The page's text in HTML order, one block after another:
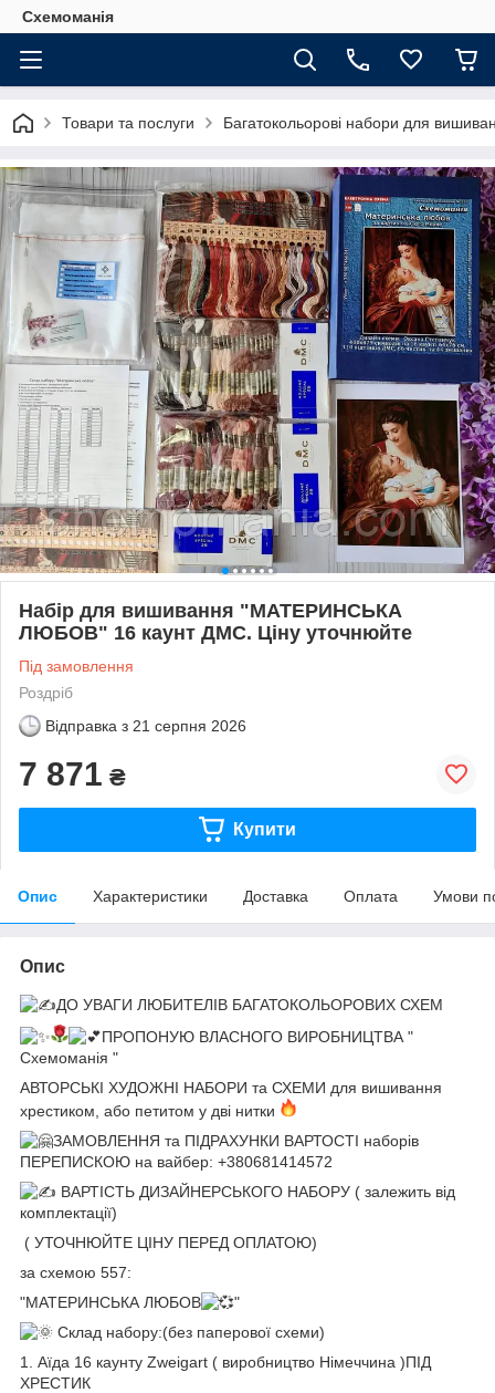
Схемоманія
Товари та послуги Багатокольорові набори для
Набір для вишивання "МАТЕРИНСЬКА
ЛЮБОВ" 16 каунт ДМС. Ціну уточнюйте
Під замовлення
Роздріб
Відправка з 21 серпня 2026
7 871 ₴
Купити
Опис Характеристики Доставка Оплата Умови
Опис
ДО УВАГИ ЛЮБИТЕЛІВ БАГАТОКОЛЬОРОВИХ СХЕМ
ПРОПОНУЮ ВЛАСНОГО ВИРОБНИЦТВА "
Схемоманія "
АВТОРСЬКІ ХУДОЖНІ НАБОРИ та СХЕМИ для вишивання
хрестиком, або петитом у дві нитки
ЗАМОВЛЕННЯ та ПІДРАХУНКИ ВАРТОСТІ наборів
ПЕРЕПИСКОЮ на вайбер: +380681414572
ВАРТІСТЬ ДИЗАЙНЕРСЬКОГО НАБОРУ ( залежить від
комплектації)
( УТОЧНЮЙТЕ ЦІНУ ПЕРЕД ОПЛАТОЮ)
за схемою 557:
"МАТЕРИНСЬКА ЛЮБОВ
"
Склад набору:(без паперової схеми)
1. Аїда 16 каунту Zweigart ( виробництво Німеччина )ПІД
ХРЕСТИК